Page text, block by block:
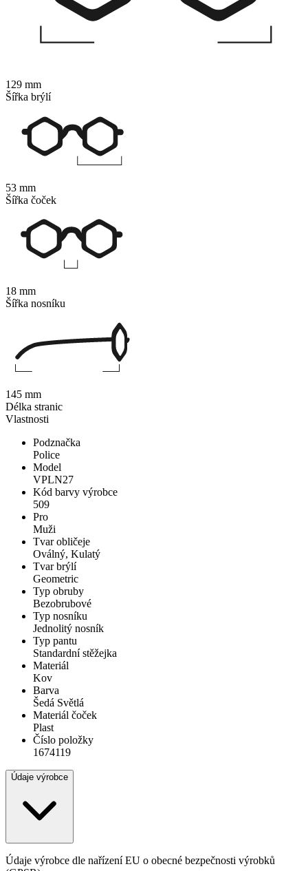
Vlastnosti
Podznačka
Police
Model
VPLN27
Kód barvy výrobce
509
Pro
Muži
Tvar obličeje
Oválný, Kulatý
Tvar brýlí
Geometric
Typ obruby
Bezobrubové
Typ nosníku
Jednolitý nosník
Typ pantu
Standardní stěžejka
Materiál
Kov
Barva
Šedá Světlá
Materiál čoček
Plast
Číslo položky
1674119
Údaje výrobce
Údaje výrobce dle nařízení EU o obecné bezpečnosti výrobků
129 mm
Šířka brýlí
53 mm
Šířka čoček
18 mm
Šířka nosníku
145 mm
Délka stranic